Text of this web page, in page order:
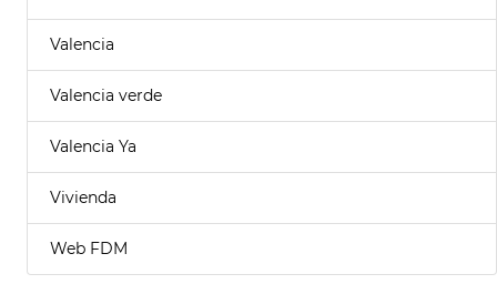
Valencia
Valencia verde
Valencia Ya
Vivienda
Web FDM